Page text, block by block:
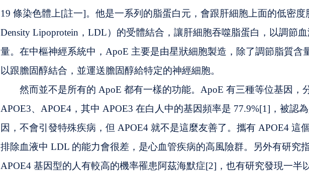
19 條染色體上[註一]。他是一系列的脂蛋白元，會跟肝細胞上面的低密度
Density Lipoprotein，LDL）的受體結合，讓肝細胞吞噬脂蛋白，以調節
量。在中樞神經系統中，ApoE 主要是由星狀細胞製造，除了調節脂質含
以跟膽固醇結合，並運送膽固醇給特定的神經細胞。
然而並不是所有的 ApoE 都有一樣的功能。ApoE 有三種等位基因，分
APOE3、APOE4，其中 APOE3 在白人中的基因頻率是 77.9%[1]，被認
因，不會引發特殊疾病，但 APOE4 就不是這麼友善了。攜有 APOE4 這
排除血液中 LDL 的能力會很差，是心血管疾病的高風險群。另外有研究
APOE4 基因型的人有較高的機率罹患阿茲海默症[2]，也有研究發現一半